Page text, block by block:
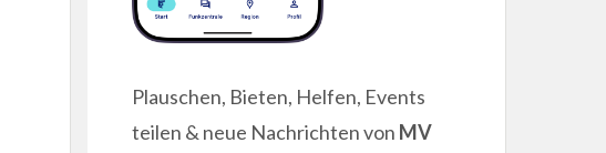
Plauschen, Bieten, Helfen, Events
teilen & neue Nachrichten von MV